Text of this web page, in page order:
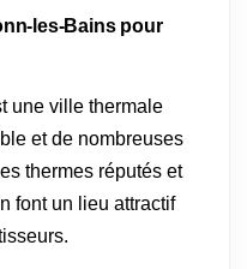
les-Bains pour
une ville thermale
et de nombreuses
thermes réputés et
font un lieu attractif